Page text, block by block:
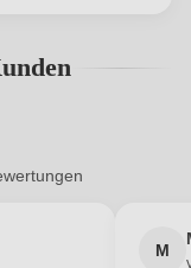
des Zisser Tomas,
loggen Sie sich
Bewertung von 4.7
M